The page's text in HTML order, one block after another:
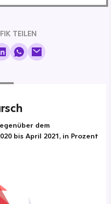
TEILEN
dem
bis April 2021, in Prozent